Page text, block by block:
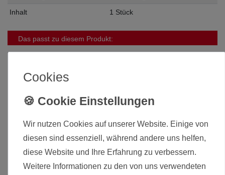
Inhalt 1 Stück
Das passt zu diesem Produkt:
Cookies
Wir nutzen Cookies auf unserer Website. Einige von
diesen sind essenziell, während andere uns helfen,
diese Website und Ihre Erfahrung zu verbessern.
Weitere Informationen zu den von uns verwendeten